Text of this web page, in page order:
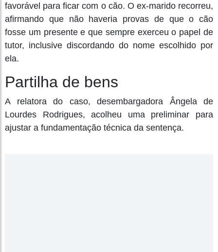
favorável para ficar com o cão. O ex-marido recorreu,
afirmando que não haveria provas de que o cão
fosse um presente e que sempre exerceu o papel de
tutor, inclusive discordando do nome escolhido por
ela.
Partilha de bens
A relatora do caso, desembargadora Ângela de
Lourdes Rodrigues, acolheu uma preliminar para
ajustar a fundamentação técnica da sentença.